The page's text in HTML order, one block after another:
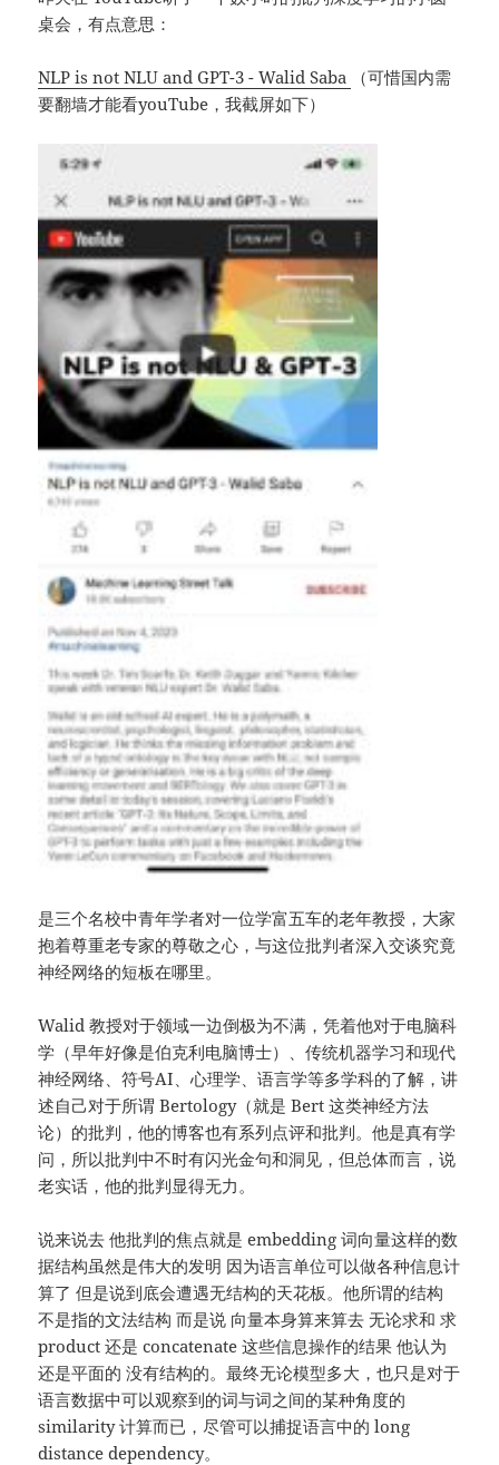
桌会，有点意思：
NLP is not NLU and GPT-3 - Walid Saba
（可惜国内需
要翻墙才能看youTube，我截屏如下）
是三个名校中青年学者对一位学富五车的老年教授，大家
抱着尊重老专家的尊敬之心，与这位批判者深入交谈究竟
神经网络的短板在哪里。
Walid 教授对于领域一边倒极为不满，凭着他对于电脑科
学（早年好像是伯克利电脑博士）、传统机器学习和现代
神经网络、符号AI、心理学、语言学等多学科的了解，讲
述自己对于所谓 Bertology（就是 Bert 这类神经方法
论）的批判，他的博客也有系列点评和批判。他是真有学
问，所以批判中不时有闪光金句和洞见，但总体而言，说
老实话，他的批判显得无力。
说来说去 他批判的焦点就是 embedding 词向量这样的数
据结构虽然是伟大的发明 因为语言单位可以做各种信息计
算了 但是说到底会遭遇无结构的天花板。他所谓的结构
不是指的文法结构 而是说 向量本身算来算去 无论求和 求
product 还是 concatenate 这些信息操作的结果 他认为
还是平面的 没有结构的。最终无论模型多大，也只是对于
语言数据中可以观察到的词与词之间的某种角度的
similarity 计算而已，尽管可以捕捉语言中的 long
distance dependency。